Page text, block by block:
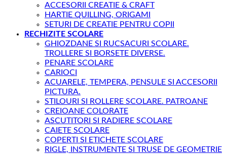
ACCESORII CREATIE & CRAFT
HARTIE QUILLING, ORIGAMI
SETURI DE CREATIE PENTRU COPII
RECHIZITE SCOLARE
GHIOZDANE SI RUCSACURI SCOLARE.
TROLLERE SI BORSETE DIVERSE.
PENARE SCOLARE
CARIOCI
ACUARELE, TEMPERA, PENSULE SI ACCESORII
PICTURA.
STILOURI SI ROLLERE SCOLARE. PATROANE
CREIOANE COLORATE
ASCUTITORI SI RADIERE SCOLARE
CAIETE SCOLARE
COPERTI SI ETICHETE SCOLARE
RIGLE, INSTRUMENTE SI TRUSE DE GEOMETRIE